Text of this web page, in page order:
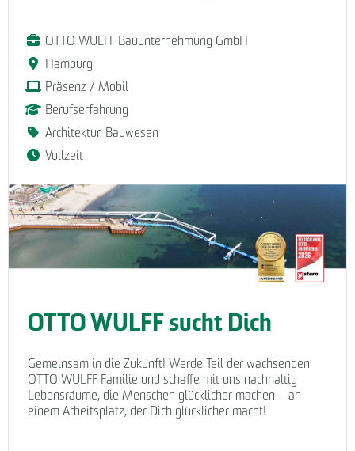
OTTO WULFF Bauunternehmung GmbH
Hamburg
Präsenz / Mobil
Berufserfahrung
Architektur, Bauwesen
Vollzeit
OTTO WULFF sucht Dich
Gemeinsam in die Zukunft! Werde Teil der wachsenden
OTTO WULFF Familie und schaffe mit uns nachhaltig
Lebensräume, die Menschen glücklicher machen – an
einem Arbeitsplatz, der Dich glücklicher macht!